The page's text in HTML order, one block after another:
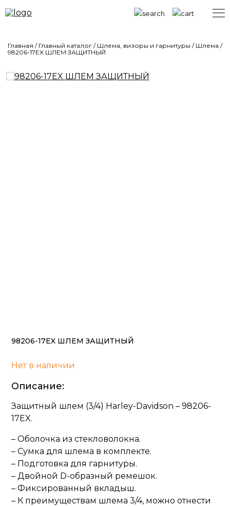
Главная / Главный каталог / Шлема, визоры и гарнитуры / Шлема /
98206-17EX ШЛЕМ ЗАЩИТНЫЙ
98206-17EX ШЛЕМ ЗАЩИТНЫЙ
Нет в наличии
Описание:
Защитный шлем (3/4) Harley-Davidson – 98206-
17EX.
– Оболочка из стекловолокна.
– Сумка для шлема в комплекте.
– Подготовка для гарнитуры.
– Двойной D-образный ремешок.
– Фиксированный вкладыш.
– К преимуществам шлема 3/4, можно отнести